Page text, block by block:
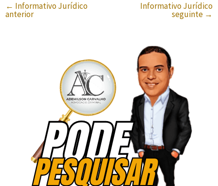
← Informativo Jurídico
anterior
Informativo Jurídico
seguinte →